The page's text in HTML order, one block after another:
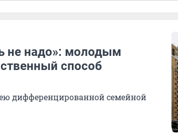
не надо»: молодым
способ
дифференцированной семейной